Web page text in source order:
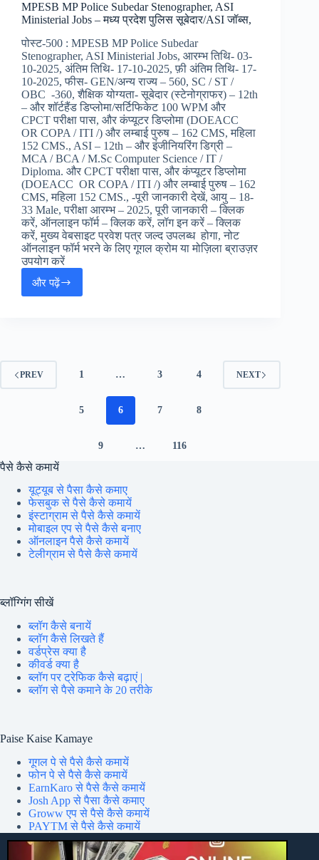
पॉवरग्रिड
कोरोपोरेशन
अपरेंटिस
जॉब्स,
MPESB MP Police Subedar Stenographer, ASI
Ministerial Jobs – मध्य प्रदेश पुलिस सूबेदार/ASI जॉब्स,
पोस्ट-500 : MPESB MP Police Subedar
Stenographer, ASI Ministerial Jobs, आरम्भ तिथि- 03-
10-2025, अंतिम तिथि- 17-10-2025, फ़ी अंतिम तिथि- 17-
10-2025, फीस- GEN/अन्य राज्य – 560, SC / ST /
OBC -360, शैक्षिक योग्यता- सूबेदार (स्टेनोग्राफर) – 12th
– और शॉर्टहैंड डिप्लोमा/सर्टिफिकेट 100 WPM और
CPCT परीक्षा पास, और कंप्यूटर डिप्लोमा (DOEACC
OR COPA / ITI /) और लम्बाई पुरुष – 162 CMS, महिला
152 CMS., ASI – 12th – और इंजीनियरिंग डिग्री –
MCA / BCA / M.Sc Computer Science / IT /
Diploma. और CPCT परीक्षा पास, और कंप्यूटर डिप्लोमा
(DOEACC OR COPA / ITI /) और लम्बाई पुरुष – 162
CMS, महिला 152 CMS., -पूरी जानकारी देखें, आयु – 18-
33 Male, परीक्षा आरम्भ – 2025, पूरी जानकारी – क्लिक
करें, ऑनलाइन फॉर्म – क्लिक करें, लॉग इन करें – क्लिक
करें, मुख्य वेबसाइट प्रवेश पत्र जल्द उपलब्ध होगा, नोट
ऑनलाइन फॉर्म भरने के लिए गूगल क्रोम या मोज़िला ब्राउज़र
उपयोग करें
और पढ़ेंMPESB
Ministerial
जॉब्स,
PREV 1 … 3 4
5 6 7 8
9 … 116
NEXT
पैसे कैसे कमायें
यूट्यूब से पैसा कैसे कमाए
फेसबुक से पैसे कैसे कमायें
इंस्टाग्राम से पैसे कैसे कमायें
मोबाइल एप से पैसे कैसे बनाए
ऑनलाइन पैसे कैसे कमायें
टेलीग्राम से पैसे कैसे कमायें
ब्लॉग्गिंग सीखें
ब्लॉग कैसे बनायें
ब्लॉग कैसे लिखते हैं
वर्डप्रेस क्या है
कीवर्ड क्या है
ब्लॉग पर ट्रेफिक कैसे बढ़ाएं |
ब्लॉग से पैसे कमाने के 20 तरीके
Paise Kaise Kamaye
गूगल पे से पैसे कैसे कमायें
फोन पे से पैसे कैसे कमायें
EarnKaro से पैसे कैसे कमायें
Josh App से पैसा कैसे कमाए
Groww एप से पैसे कैसे कमायें
PAYTM से पैसे कैसे कमायें